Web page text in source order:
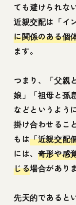
ても避けられな
近親交配は「イ
に関係のある個
ます。
つまり、「父親
娘」「祖母と孫
などというよう
掛け合わせるこ
もは「近親交配
には、 奇形や感
じる場合があり
先天的であると